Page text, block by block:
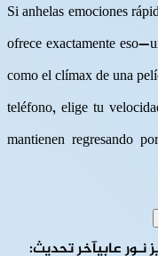
Si anhelas emociones
ofrece exactamente
como el clímax de una
teléfono, elige tu
mantienen regresando
نـور عابيآخر تحديث: